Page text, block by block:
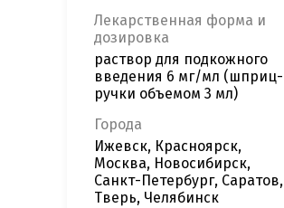
Лекарственная форма и
дозировка
раствор для подкожного
введения 6 мг/мл (шприц-
ручки объемом 3 мл)
Города
Ижевск, Красноярск,
Москва, Новосибирск,
Санкт-Петербург, Саратов,
Тверь, Челябинск